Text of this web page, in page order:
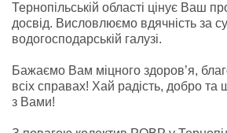
Тернопільській області цінує Ваш
досвід. Висловлюємо вдячність за
водогосподарській галузі.
Бажаємо Вам міцного здоров’я,
всіх справах! Хай радість, добро та
з Вами!